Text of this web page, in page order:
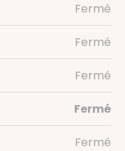
Fermé
Fermé
Fermé
Fermé
Fermé